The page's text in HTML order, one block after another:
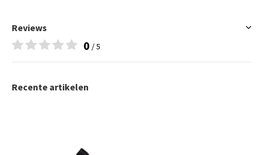
Reviews
0 / 5
Recente artikelen